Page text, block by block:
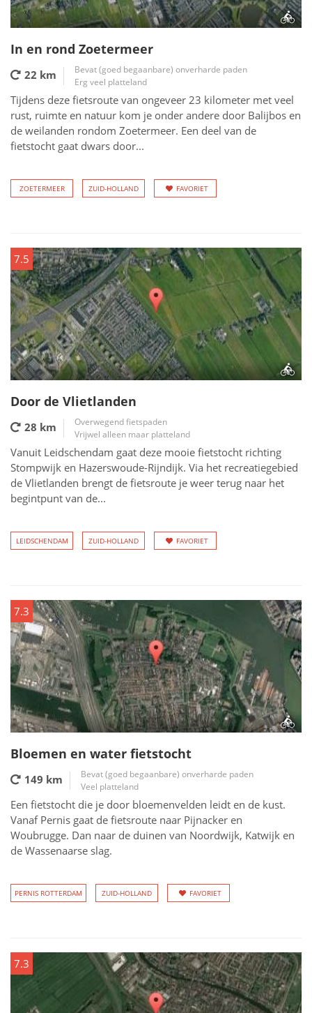
In en rond Zoetermeer
22 km
Bevat (goed begaanbare) onverharde paden
Erg veel platteland
Tijdens deze fietsroute van ongeveer 23 kilometer met veel
rust, ruimte en natuur kom je onder andere door Balijbos en
de weilanden rondom Zoetermeer. Een deel van de
fietstocht gaat dwars door...
ZOETERMEER ZUID-HOLLAND FAVORIET
7.5
Door de Vlietlanden
28 km
Overwegend fietspaden
Vrijwel alleen maar platteland
Vanuit Leidschendam gaat deze mooie fietstocht richting
Stompwijk en Hazerswoude-Rijndijk. Via het recreatiegebied
de Vlietlanden brengt de fietsroute je weer terug naar het
begintpunt van de...
LEIDSCHENDAM ZUID-HOLLAND FAVORIET
7.3
Bloemen en water fietstocht
149 km
Bevat (goed begaanbare) onverharde paden
Veel platteland
Een fietstocht die je door bloemenvelden leidt en de kust.
Vanaf Pernis gaat de fietsroute naar Pijnacker en
Woubrugge. Dan naar de duinen van Noordwijk, Katwijk en
de Wassenaarse slag.
PERNIS ROTTERDAM ZUID-HOLLAND FAVORIET
7.3